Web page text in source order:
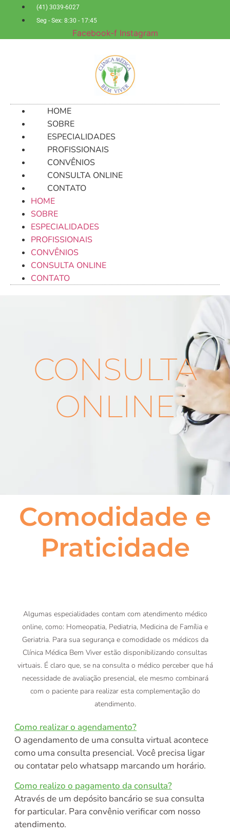
(41) 3039-6027
Seg - Sex: 8:30 - 17:45
Facebook-f Instagram
HOME
SOBRE
ESPECIALIDADES
PROFISSIONAIS
CONVÊNIOS
CONSULTA ONLINE
CONTATO
HOME
SOBRE
ESPECIALIDADES
PROFISSIONAIS
CONVÊNIOS
CONSULTA ONLINE
CONTATO
CONSULTA
ONLINE
Comodidade e
Praticidade
Algumas especialidades contam com atendimento médico
online, como: Homeopatia, Pediatria, Medicina de Família e
Geriatria. Para sua segurança e comodidade os médicos da
Clínica Médica Bem Viver estão disponibilizando consultas
virtuais. É claro que, se na consulta o médico perceber que há
necessidade de avaliação presencial, ele mesmo combinará
com o paciente para realizar esta complementação do
atendimento.
Como realizar o agendamento?
O agendamento de uma consulta virtual acontece
como uma consulta presencial. Você precisa ligar
ou contatar pelo whatsapp marcando um horário.
Como realizo o pagamento da consulta?
Através de um depósito bancário se sua consulta
for particular. Para convênio verificar com nosso
atendimento.